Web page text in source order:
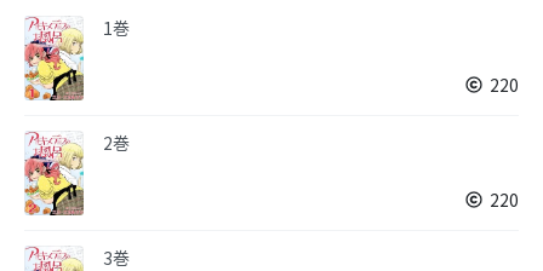
1巻
220
2巻
220
3巻